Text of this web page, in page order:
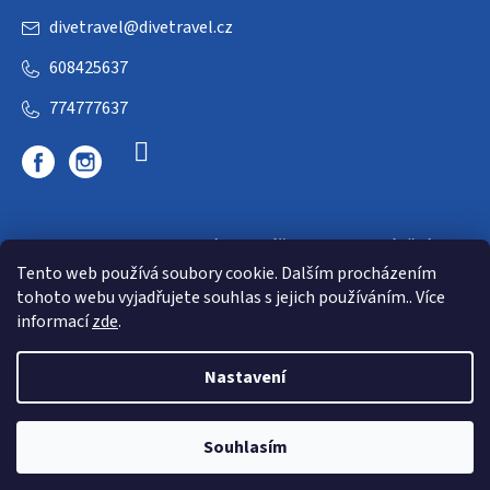
Tento web používá soubory cookie. Dalším procházením
tohoto webu vyjadřujete souhlas s jejich používáním.. Více
informacízde.
Nastavení
Souhlasím
divetravel@divetravel.cz
608425637
774777637
DIVETRAVEL - cestovní kancelář - cesty za potápěním
Shoptet |mime digital
Copyright 2026E-dive. Všechna práva vyhrazena.